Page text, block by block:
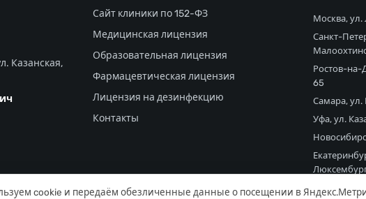
Казанская,
Сайт клиники по 152-ФЗ
Медицинская лицензия
Образовательная лицензия
Фармацевтическая лицензия
Лицензия на дезинфекцию
Контакты
Москва, ул.
Санкт-
Ростов-на-
65
Самара, ул.
Уфа, ул.
cookie и передаём обезличенные данные о посещении в